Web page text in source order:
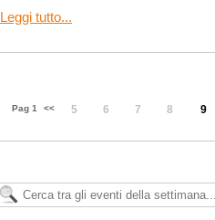
Leggi tutto...
Pag 1 << 5 6 7 8 9